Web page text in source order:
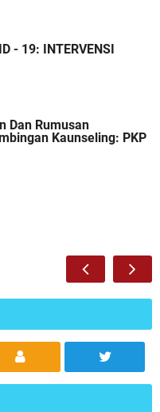
- 19: INTERVENSI
Dan Rumusan
Kaunseling: PKP